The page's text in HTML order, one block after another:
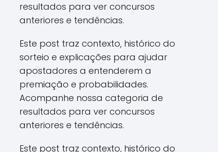
resultados para ver concursos
anteriores e tendências.
Este post traz contexto, histórico do
sorteio e explicações para ajudar
apostadores a entenderem a
premiação e probabilidades.
Acompanhe nossa categoria de
resultados para ver concursos
anteriores e tendências.
Este post traz contexto, histórico do